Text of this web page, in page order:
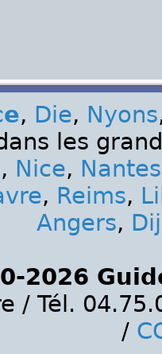
, Die, Nyons
les
, Nice, Nantes
, Reims,
Angers,
2026
/ Tél.
/